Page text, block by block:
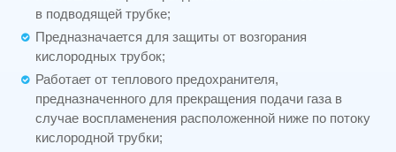
в подводящей трубке;
Предназначается для защиты от возгорания
кислородных трубок;
Работает от теплового предохранителя,
предназначенного для прекращения подачи газа в
случае воспламенения расположенной ниже по потоку
кислородной трубки;